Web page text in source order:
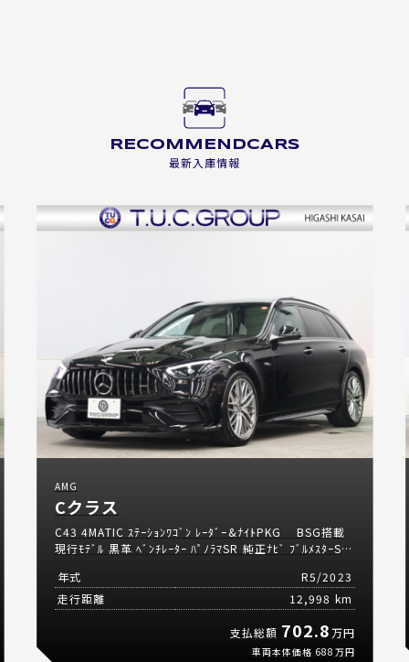
最新入庫情報
RECOMMENDCARS
AMG
Cクラス
C43 4MATIC ｽﾃｰｼｮﾝﾜｺﾞﾝ ﾚｰﾀﾞｰ&ﾅｲﾄPKG BSG搭載
現行ﾓﾃﾞﾙ 黒革 ﾍﾞﾝﾁﾚｰﾀｰ ﾊﾟﾉﾗﾏSR 純正ﾅﾋﾞ ﾌﾞﾙﾒｽﾀｰS
ｽｻｳﾝﾄﾞ AMGｴｱﾛ&19ｲﾝﾁAW 2年保証付
年式
R5/2023
走行距離
12,998 km
支払総額 702.8万円
車両本体価格 688 万円